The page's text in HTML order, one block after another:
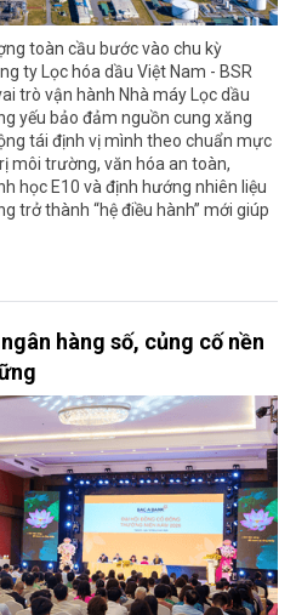
toàn cầu bước vào chu kỳ
ty Lọc hóa dầu Việt Nam - BSR
trò vận hành Nhà máy Lọc dầu
yếu bảo đảm nguồn cung xăng
tái định vị mình theo chuẩn mực
môi trường, văn hóa an toàn,
học E10 và định hướng nhiên liệu
trở thành “hệ điều hành” mới giúp
hàng số, củng cố nền